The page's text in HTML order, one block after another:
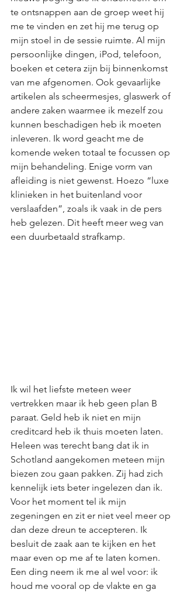
te ontsnappen aan de groep weet hij
me te vinden en zet hij me terug op
mijn stoel in de sessie ruimte. Al mijn
persoonlijke dingen, iPod, telefoon,
boeken et cetera zijn bij binnenkomst
van me afgenomen. Ook gevaarlijke
artikelen als scheermesjes, glaswerk of
andere zaken waarmee ik mezelf zou
kunnen beschadigen heb ik moeten
inleveren. Ik word geacht me de
komende weken totaal te focussen op
mijn behandeling. Enige vorm van
afleiding is niet gewenst. Hoezo “luxe
klinieken in het buitenland voor
verslaafden”, zoals ik vaak in de pers
heb gelezen. Dit heeft meer weg van
een duurbetaald strafkamp.
Ik wil het liefste meteen weer
vertrekken maar ik heb geen plan B
paraat. Geld heb ik niet en mijn
creditcard heb ik thuis moeten laten.
Heleen was terecht bang dat ik in
Schotland aangekomen meteen mijn
biezen zou gaan pakken. Zij had zich
kennelijk iets beter ingelezen dan ik.
Voor het moment tel ik mijn
zegeningen en zit er niet veel meer op
dan deze dreun te accepteren. Ik
besluit de zaak aan te kijken en het
maar even op me af te laten komen.
Een ding neem ik me al wel voor: ik
houd me vooral op de vlakte en ga